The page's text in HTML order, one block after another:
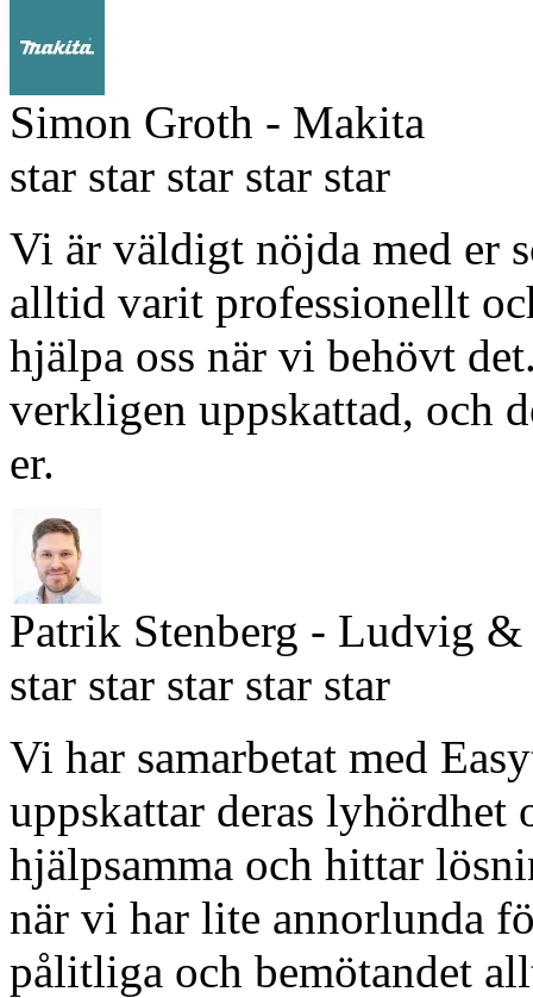
Simon Groth - Makita
star star star star star
Vi är väldigt nöjda med er
alltid varit professionellt
hjälpa oss när vi behövt
verkligen uppskattad, och
er.
Patrik Stenberg - Ludvig &
star star star star star
Vi har samarbetat med
uppskattar deras
hjälpsamma och hittar
när vi har lite annorlunda
pålitliga och bemötandet